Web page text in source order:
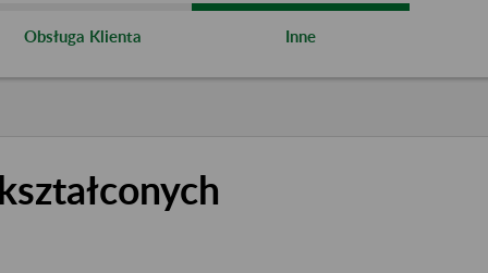
Obsługa Klienta Inne